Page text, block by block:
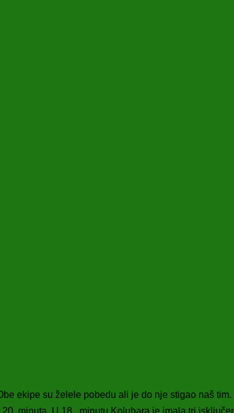
ekipe su želele pobedu ali je do nje stigao naš
minuta. U 18 . minutu Kolubara je imala tri